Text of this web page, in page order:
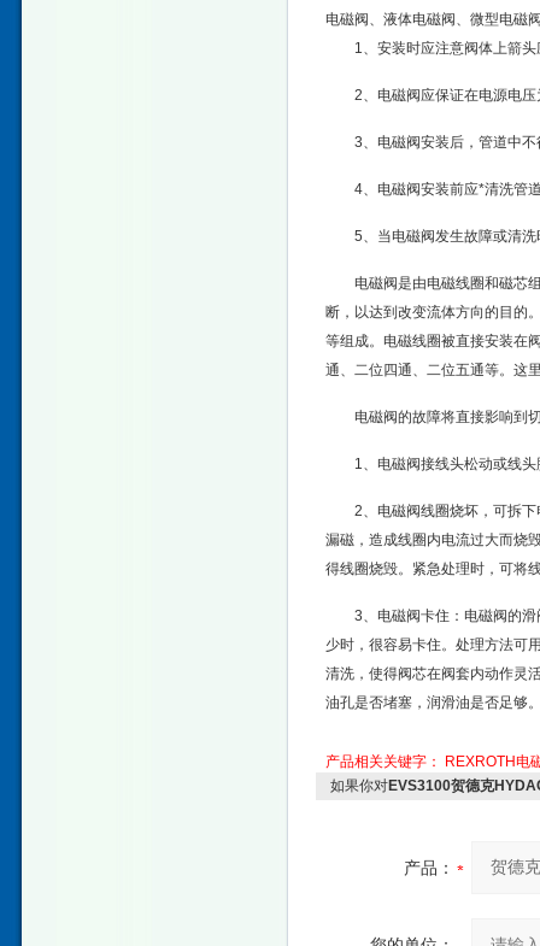
电磁阀、液体电磁阀、微型电磁
1、安装时应注意阀体上箭
2、电磁阀应保证在电源电
3、电磁阀安装后，管道中
4、电磁阀安装前应*清洗管
5、当电磁阀发生故障或清
电磁阀是由电磁线圈和磁芯
断，以达到改变流体方向的目的
等组成。电磁线圈被直接安装在
通、二位四通、二位五通等。这
电磁阀的故障将直接影响到
1、电磁阀接线头松动或线
2、电磁阀线圈烧坏，可拆
漏磁，造成线圈内电流过大而烧
得线圈烧毁。紧急处理时，可将
3、电磁阀卡住：电磁阀的
少时，很容易卡住。处理方法可
清洗，使得阀芯在阀套内动作灵
油孔是否堵塞，润滑油是否足够
产品相关关键字：
REXROTH电
如果你对EVS3100贺德克
产品：